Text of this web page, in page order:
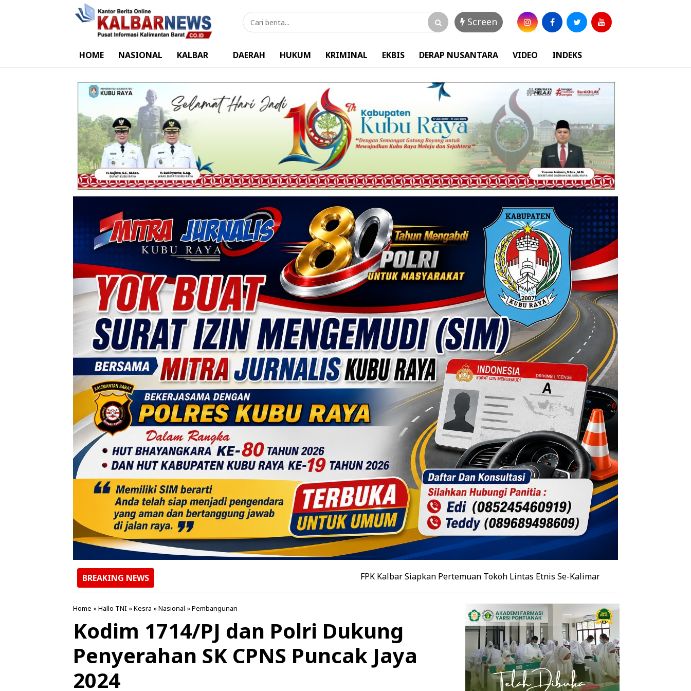
Screen
HOME NASIONAL KALBAR DAERAH HUKUM KRIMINAL EKBIS DERAP NUSANTARA VIDEO INDEKS
BREAKING NEWS FPK Kalbar Siapkan Pertemuan Tokoh Lintas Etnis Se-Kalimantan, Burhanudin Ahad Paparkan
Home »Hallo TNI »Kesra »Nasional »Pembangunan
Kodim 1714/PJ dan Polri Dukung
Penyerahan SK CPNS Puncak Jaya
2024